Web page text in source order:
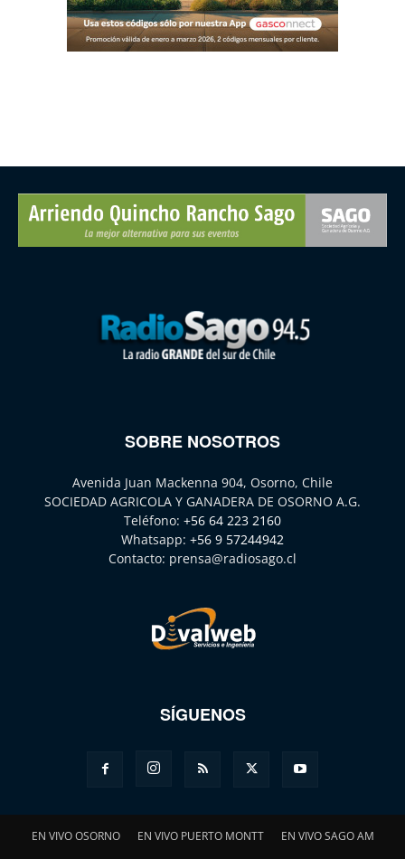
SOBRE NOSOTROS
Avenida Juan Mackenna 904, Osorno, Chile
SOCIEDAD AGRICOLA Y GANADERA DE OSORNO A.G.
Teléfono: +56 64 223 2160
Whatsapp: +56 9 57244942
Contacto: prensa@radiosago.cl
SÍGUENOS
EN VIVO OSORNO EN VIVO PUERTO MONTT EN VIVO SAGO AM